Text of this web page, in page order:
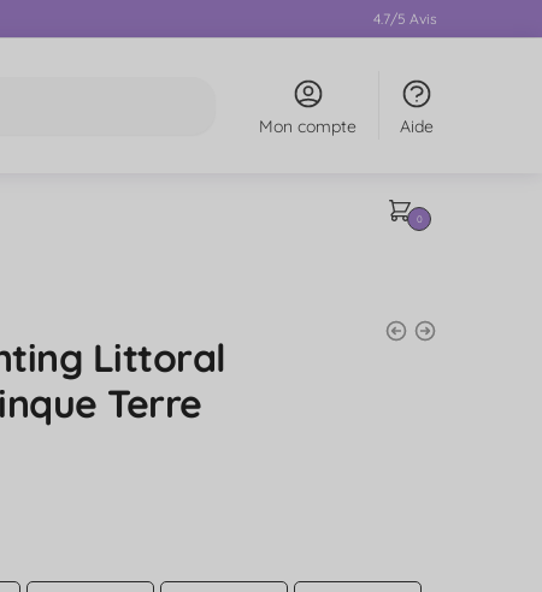
4.7/5 Avis
Mon compte Aide
0
Littoral
Terre